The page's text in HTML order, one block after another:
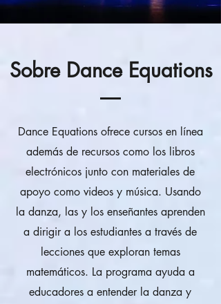
Sobre Dance Equations
Dance Equations ofrece cursos en línea
además de recursos como los libros
electrónicos junto con materiales de
apoyo como videos y música. Usando
la danza, las y los enseñantes aprenden
a dirigir a los estudiantes a través de
lecciones que exploran temas
matemáticos. La programa ayuda a
educadores a entender la danza y